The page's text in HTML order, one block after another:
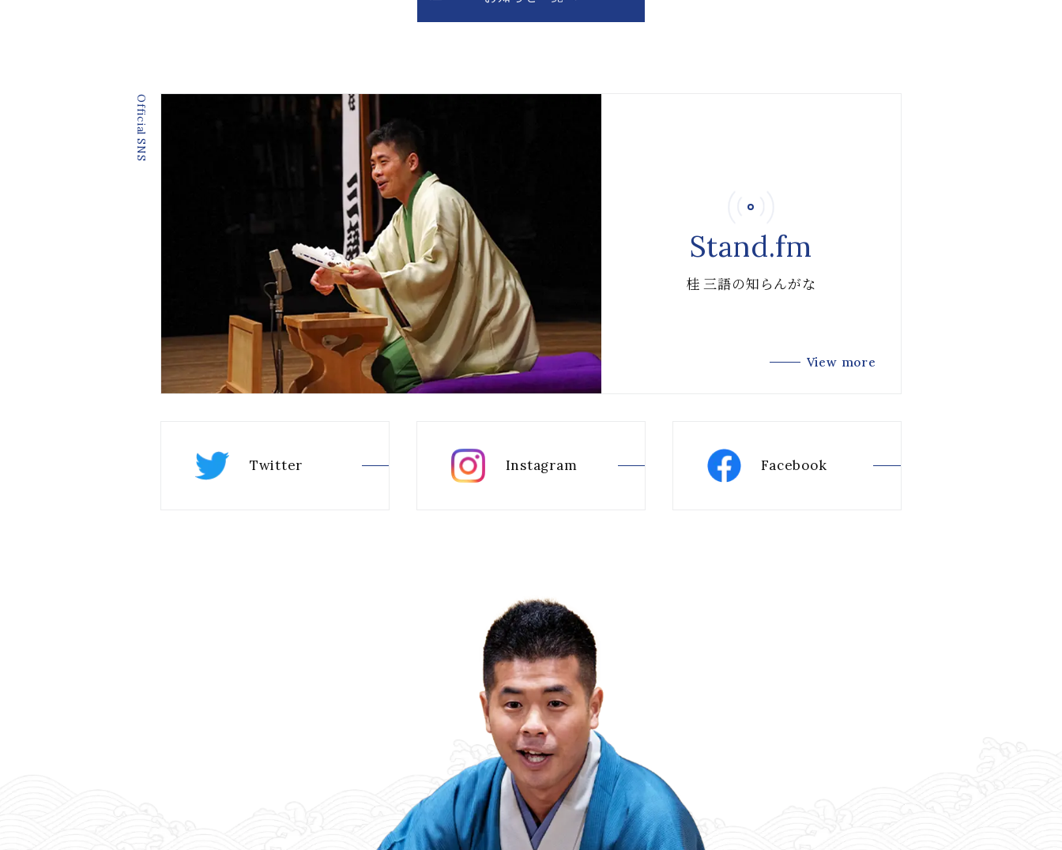
Official SNS
Stand.fm
桂 三語の知らんがな
View more
Twitter Instagram Facebook